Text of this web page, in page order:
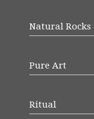
Natural Rocks
Pure Art
Ritual